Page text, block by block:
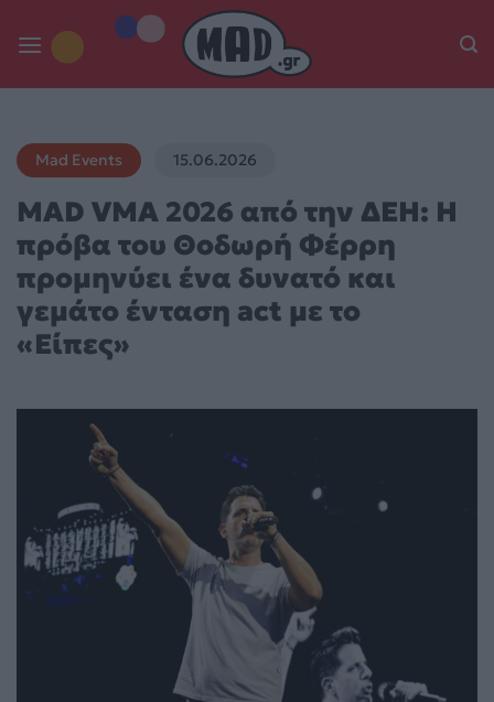
content
Mad Events 15.06.2026
MAD VMA 2026 από την ΔΕΗ: Η
πρόβα του Θοδωρή Φέρρη
προμηνύει ένα δυνατό και
γεμάτο ένταση act με το
«Είπες»